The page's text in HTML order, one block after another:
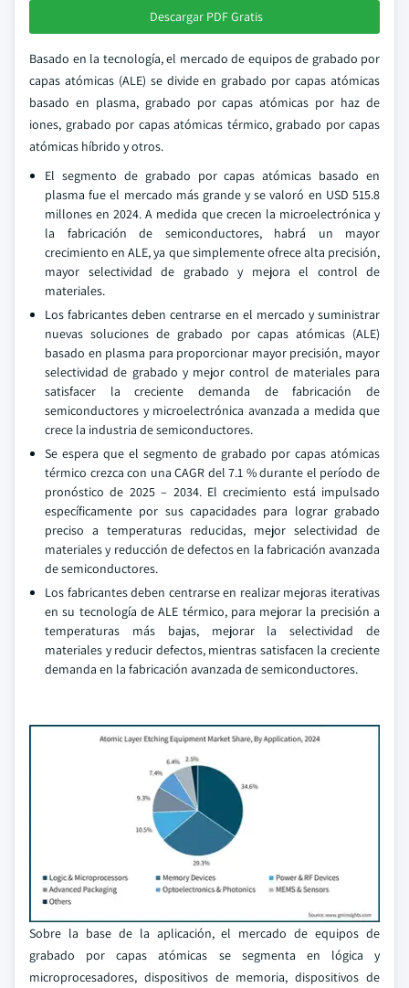
Descargar PDF Gratis
Basado en la tecnología, el mercado de equipos de grabado por
capas atómicas (ALE) se divide en grabado por capas atómicas
basado en plasma, grabado por capas atómicas por haz de
iones, grabado por capas atómicas térmico, grabado por capas
atómicas híbrido y otros.
El segmento de grabado por capas atómicas basado en
plasma fue el mercado más grande y se valoró en USD 515.8
millones en 2024. A medida que crecen la microelectrónica y
la fabricación de semiconductores, habrá un mayor
crecimiento en ALE, ya que simplemente ofrece alta precisión,
mayor selectividad de grabado y mejora el control de
materiales.
Los fabricantes deben centrarse en el mercado y suministrar
nuevas soluciones de grabado por capas atómicas (ALE)
basado en plasma para proporcionar mayor precisión, mayor
selectividad de grabado y mejor control de materiales para
satisfacer la creciente demanda de fabricación de
semiconductores y microelectrónica avanzada a medida que
crece la industria de semiconductores.
Se espera que el segmento de grabado por capas atómicas
térmico crezca con una CAGR del 7.1 % durante el período de
pronóstico de 2025 – 2034. El crecimiento está impulsado
específicamente por sus capacidades para lograr grabado
preciso a temperaturas reducidas, mejor selectividad de
materiales y reducción de defectos en la fabricación avanzada
de semiconductores.
Los fabricantes deben centrarse en realizar mejoras iterativas
en su tecnología de ALE térmico, para mejorar la precisión a
temperaturas más bajas, mejorar la selectividad de
materiales y reducir defectos, mientras satisfacen la creciente
demanda en la fabricación avanzada de semiconductores.
Sobre la base de la aplicación, el mercado de equipos de
grabado por capas atómicas se segmenta en lógica y
microprocesadores, dispositivos de memoria, dispositivos de